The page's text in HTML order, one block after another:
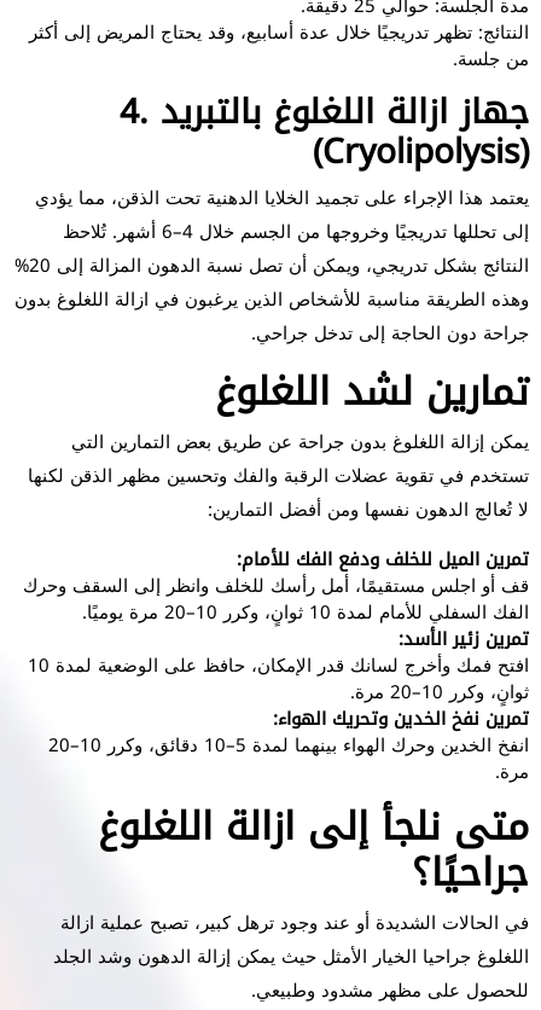
النتائج: تظهر تدريجيًا خلال عدة أسابيع، وقد يحتاج المريض إلى أكثر
من جلسة.
4. جهاز ازالة اللغلوغ بالتبريد
(Cryolipolysis)
يعتمد هذا الإجراء على تجميد الخلايا الدهنية تحت الذقن، مما يؤدي
إلى تحللها تدريجيًا وخروجها من الجسم خلال 4–6 أشهر. تُلاحظ
النتائج بشكل تدريجي، ويمكن أن تصل نسبة الدهون المزالة إلى 20%
وهذه الطريقة مناسبة للأشخاص الذين يرغبون في ازالة اللغلوغ بدون
جراحة دون الحاجة إلى تدخل جراحي.
تمارين لشد اللغلوغ
يمكن إزالة اللغلوغ بدون جراحة عن طريق بعض التمارين التي
تستخدم في تقوية عضلات الرقبة والفك وتحسين مظهر الذقن لكنها
لا تُعالج الدهون نفسها ومن أفضل التمارين:
تمرين الميل للخلف ودفع الفك للأمام:
قف أو اجلس مستقيمًا، أمل رأسك للخلف وانظر إلى السقف وحرك
الفك السفلي للأمام لمدة 10 ثوانٍ، وكرر 10–20 مرة يوميًا.
تمرين زئير الأسد:
افتح فمك وأخرج لسانك قدر الإمكان، حافظ على الوضعية لمدة 10
ثوانٍ، وكرر 10–20 مرة.
تمرين نفخ الخدين وتحريك الهواء:
انفخ الخدين وحرك الهواء بينهما لمدة 5–10 دقائق، وكرر 10–20
مرة.
متى نلجأ إلى ازالة اللغلوغ
جراحيًا؟
في الحالات الشديدة أو عند وجود ترهل كبير، تصبح عملية ازالة
اللغلوغ جراحيا الخيار الأمثل حيث يمكن إزالة الدهون وشد الجلد
للحصول على مظهر مشدود وطبيعي.